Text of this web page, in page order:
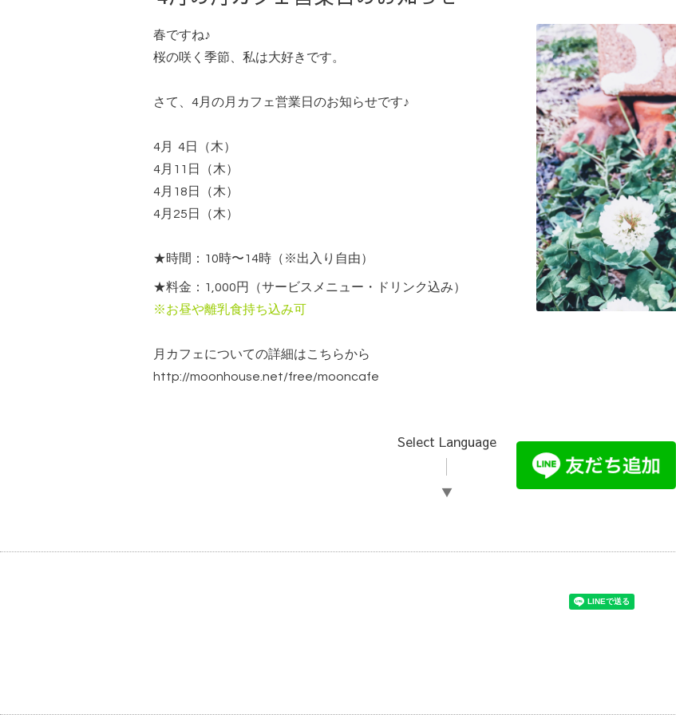
春ですね♪
桜の咲く季節、私は大好きです。
さて、4月の月カフェ営業日のお知らせです♪
4月 4日（木）
4月11日（木）
4月18日（木）
4月25日（木）
★時間：10時〜14時（※出入り自由）
★料金：1,000円
（サービスメニュー・ドリンク込み）
※お昼や離乳食持ち込み可
月カフェについての詳細はこちらから
http://moonhouse.net/free/mooncafe
Select Language
▼